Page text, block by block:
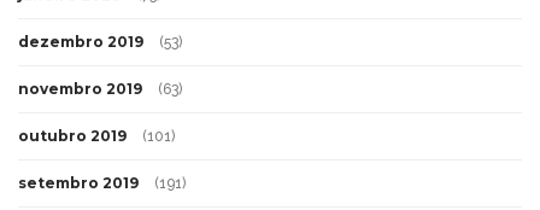
dezembro 2019 (53)
novembro 2019 (63)
outubro 2019 (101)
setembro 2019 (191)